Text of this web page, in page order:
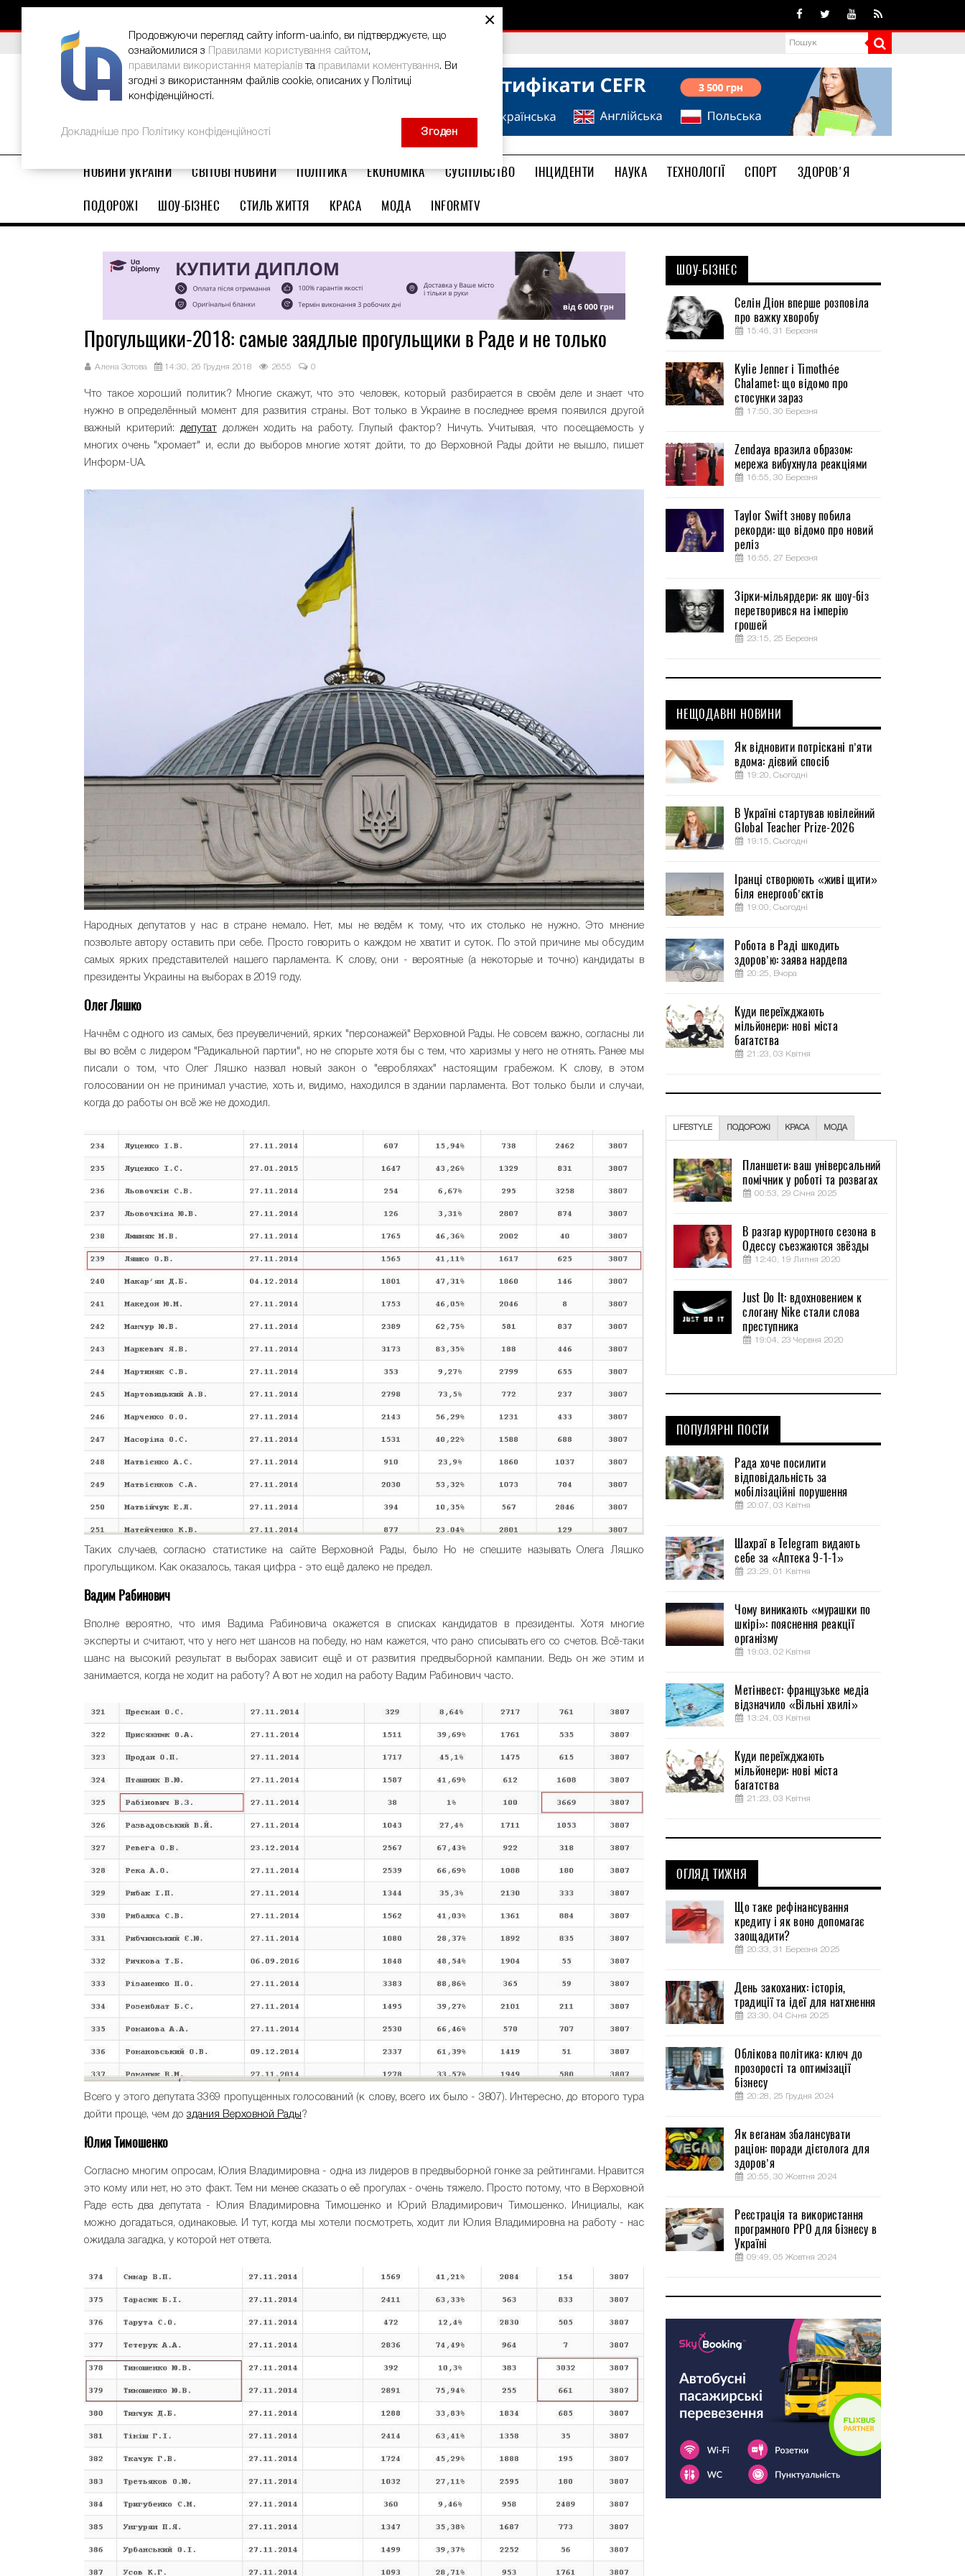
ВИБІР РЕДАКЦІЇ В Україні стартував ювілейний Global Teacher Prize-2026
НОВИНИ УКРАЇНИ СВІТОВІ НОВИНИ ПОЛІТИКА ЕКОНОМІКА СУСПІЛЬСТВО ІНЦИДЕНТИ НАУКА ТЕХНОЛОГІЇ СПОРТ
ЗДОРОВ'Я
ПОДОРОЖІ
ШОУ-БІЗНЕС СТИЛЬ ЖИТТЯ КРАСА МОДА INFORMTV
Прогульщики-2018: самые заядлые прогульщики в Раде и не только
Алена Зотова 14:30, 26 Грудня 2018 2655 0
Что такое хороший политик? Многие скажут, что это человек, который разбирается в своём деле и знает что
нужно в определённый момент для развития страны. Вот только в Украине в последнее время появился другой
важный критерий: депутатдолжен ходить на работу. Глупый фактор? Ничуть. Учитывая, что посещаемость у
многих очень "хромает" и, если до выборов многие хотят дойти, то до Верховной Рады дойти не вышло, пишет
Информ-UA.
Народных депутатов у нас в стране немало. Нет, мы не ведём к тому, что их столько не нужно. Это мнение
позвольте автору оставить при себе. Просто говорить о каждом не хватит и суток. По этой причине мы обсудим
самых ярких представителей нашего парламента. К слову, они - вероятные (а некоторые и точно) кандидаты в
президенты Украины на выборах в 2019 году.
Олег Ляшко
Начнём с одного из самых, без преувеличений, ярких "персонажей" Верховной Рады. Не совсем важно, согласны ли
вы во всём с лидером "Радикальной партии", но не спорьте хотя бы с тем, что харизмы у него не отнять. Ранее мы
писали о том, что Олег Ляшко назвал новый закон о "евробляхах" настоящим грабежом. К слову, в этом
голосовании он не принимал участие, хоть и, видимо, находился в здании парламента. Вот только были и случаи,
когда до работы он всё же не доходил.
Таких случаев, согласно статистике на сайте Верховной Рады, было Но не спешите называть Олега Ляшко
прогульщиком. Как оказалось, такая цифра - это ещё далеко не предел.
Вадим Рабинович
Вполне вероятно, что имя Вадима Рабиновича окажется в списках кандидатов в президенты. Хотя многие
эксперты и считают, что у него нет шансов на победу, но нам кажется, что рано списывать его со счетов. Всё-таки
шанс на высокий результат в выборах зависит ещё и от развития предвыборной кампании. Ведь он же этим и
занимается, когда не ходит на работу? А вот не ходил на работу Вадим Рабинович часто.
Всего у этого депутата 3369 пропущенных голосований (к слову, всего их было - 3807). Интересно, до второго тура
дойти проще, чем до здания Верховной Рады?
Юлия Тимошенко
Согласно многим опросам, Юлия Владимировна - одна из лидеров в предвыборной гонке за рейтингами. Нравится
это кому или нет, но это факт. Тем ни менее сказать о её прогулах - очень тяжело. Просто потому, что в Верховной
Раде есть два депутата - Юлия Владимировна Тимошенко и Юрий Владимирович Тимошенко. Инициалы, как
можно догадаться, одинаковые. И тут, когда мы хотели посмотреть, ходит ли Юлия Владимировна на работу - нас
ожидала загадка, у которой нет ответа.
ШОУ-БІЗНЕС
Селін Діон вперше розповіла
про важку хворобу
15:46, 31 Березня
Kylie Jenner і Timothée
Chalamet: що відомо про
стосунки зараз
17:50, 30 Березня
Zendaya вразила образом:
мережа вибухнула реакціями
16:55, 30 Березня
Taylor Swift знову побила
рекорди: що відомо про новий
реліз
16:55, 27 Березня
Зірки-мільярдери: як шоу-біз
перетворився на імперію
грошей
23:15, 25 Березня
НЕЩОДАВНІ НОВИНИ
Як відновити потріскані п’яти
вдома: дієвий спосіб
19:20, Сьогодні
В Україні стартував ювілейний
Global Teacher Prize-2026
19:15, Сьогодні
Іранці створюють «живі щити»
біля енергооб’єктів
19:00, Сьогодні
Робота в Раді шкодить
здоров’ю: заява нардепа
20:25, Вчора
Куди переїжджають
мільйонери: нові міста
багатства
21:23, 03 Квітня
LIFESTYLE ПОДОРОЖІ КРАСА МОДА
Планшети: ваш універсальний
помічник у роботі та розвагах
00:53, 29 Січня 2025
В разгар курортного сезона в
Одессу съезжаются звёзды
12:40, 19 Липня 2020
Just Do It: вдохновением к
слогану Nike стали слова
преступника
19:04, 23 Червня 2020
ПОПУЛЯРНІ ПОСТИ
Рада хоче посилити
відповідальність за
мобілізаційні порушення
20:07, 03 Квітня
Шахраї в Telegram видають
себе за «Аптека 9-1-1»
23:29, 01 Квітня
Чому виникають «мурашки по
шкірі»: пояснення реакції
організму
19:03, 02 Квітня
Метінвест: французьке медіа
відзначило «Вільні хвилі»
13:24, 03 Квітня
Куди переїжджають
мільйонери: нові міста
багатства
21:23, 03 Квітня
ОГЛЯД ТИЖНЯ
Що таке рефінансування
кредиту і як воно допомагає
заощадити?
20:33, 31 Березня 2025
День закоханих: історія,
традиції та ідеї для натхнення
23:30, 04 Січня 2025
Облікова політика: ключ до
прозорості та оптимізації
бізнесу
20:28, 25 Грудня 2024
Як веганам збалансувати
раціон: поради дієтолога для
здоров’я
20:55, 30 Жовтня 2024
Реєстрація та використання
програмного РРО для бізнесу в
Україні
09:49, 05 Жовтня 2024
×
Продовжуючи перегляд сайту inform-ua.info, ви підтверджуєте, що
ознайомилися з
Правилами користування сайтом,
правилами використання матеріалів та правилами коментування. Ви
згодні з використанням файлів cookie, описаних у Політиці
конфіденційності.
Докладніше про Політику конфіденційності Згоден